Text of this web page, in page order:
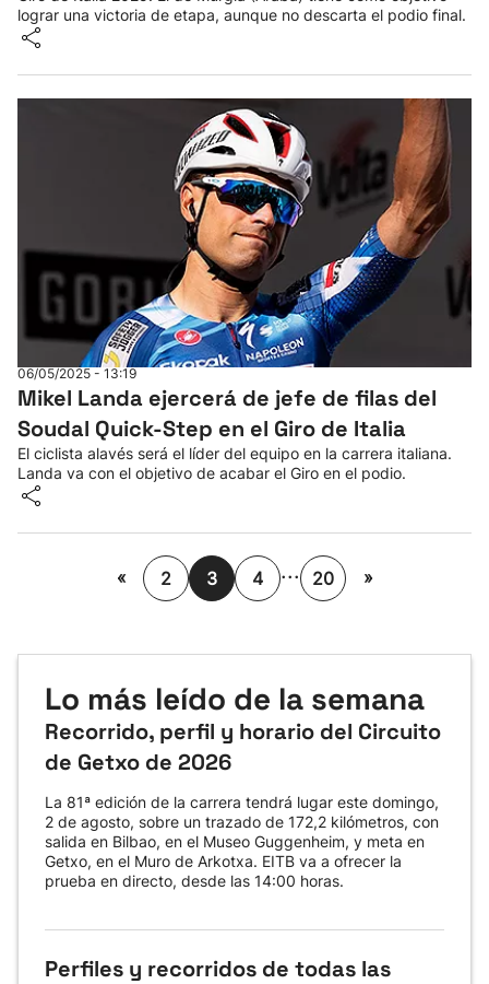
lograr una victoria de etapa, aunque no descarta el podio final.
06/05/2025 - 13:19
Mikel Landa ejercerá de jefe de filas del
Soudal Quick-Step en el Giro de Italia
El ciclista alavés será el líder del equipo en la carrera italiana.
Landa va con el objetivo de acabar el Giro en el podio.
« 2 3 4 ... 20 »
Lo más leído de la semana
Recorrido, perfil y horario del Circuito
de Getxo de 2026
La 81ª edición de la carrera tendrá lugar este domingo,
2 de agosto, sobre un trazado de 172,2 kilómetros, con
salida en Bilbao, en el Museo Guggenheim, y meta en
Getxo, en el Muro de Arkotxa. EITB va a ofrecer la
prueba en directo, desde las 14:00 horas.
Perfiles y recorridos de todas las